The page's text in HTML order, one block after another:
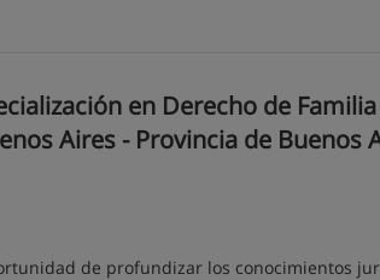
en Derecho de
Aires - Provincia de Buenos
de profundizar los conocimientos